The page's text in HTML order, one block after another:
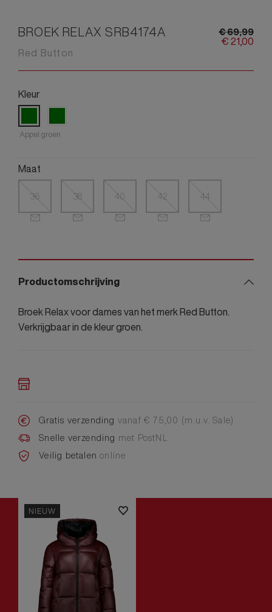
BROEK RELAX SRB4174A
Red Button
€69,99
€21,00
Kleur
Appel groen
Maat
36 38 40 42 44
Productomschrijving
Broek Relax voor dames van het merk Red Button.
Verkrijgbaar in de kleur groen.
Gratis verzending vanaf € 75,00 (m.u.v. Sale)
Snelle verzending met PostNL
Veilig betalenonline
NIEUW